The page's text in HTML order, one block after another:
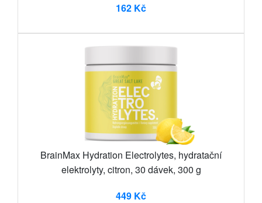
162 Kč
BrainMax Hydration Electrolytes, hydratační
elektrolyty, citron, 30 dávek, 300 g
449 Kč